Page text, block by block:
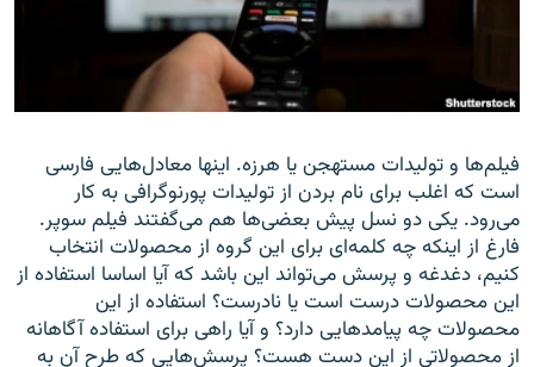
فیلم‌‌ها و تولیدات مستهجن یا هرزه‌. اینها معادل‌هایی فارسی‌
است که اغلب برای نام بردن از تولیدات پورنوگرافی به کار
می‌رود. یکی دو نسل پیش بعضی‌ها هم می‌گفتند فیلم سوپر.
فارغ از اینکه چه کلمه‌ای برای این گروه از محصولات انتخاب
کنیم، دغدغه و پرسش می‌تواند این باشد که آیا اساسا استفاده از
این محصولات درست است یا نادرست؟ استفاده از این
محصولات چه پیامدهایی دارد؟ و آیا راهی برای استفاده آگاهانه
از محصولاتی از این دست هست؟ پرسش‌هایی که طرح آن به